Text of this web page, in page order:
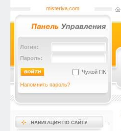
misteriya.com
Логин:
Пароль:
Чужой ПК
Напомнить пароль?
НАВИГАЦИЯ ПО САЙТУ